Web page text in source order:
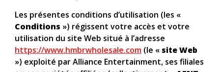
Les présentes conditions d’utilisation (les «
Conditions ») régissent votre accès et votre
utilisation du site Web situé à l’adresse
https://www.hmbrwholesale.com (le « site Web
») exploité par Alliance Entertainment, ses filiales